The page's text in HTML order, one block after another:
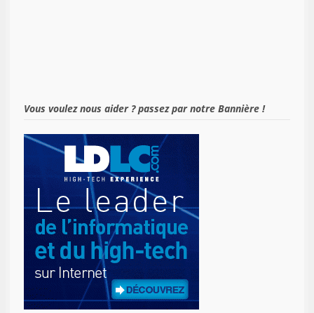
Vous voulez nous aider ? passez par notre Bannière !